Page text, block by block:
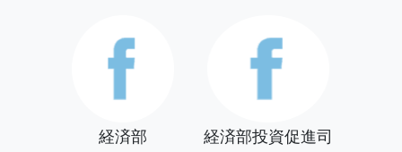
経済部 経済部投資促進司